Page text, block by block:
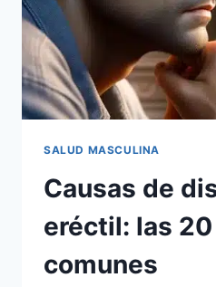
SALUD MASCULINA
Causas de
eréctil: las
comunes